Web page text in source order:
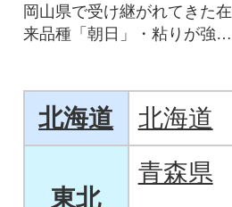
岡山県で受け継がれてきた在
来品種「朝日」・粘りが強す
北海道 北海道
東北
青森県